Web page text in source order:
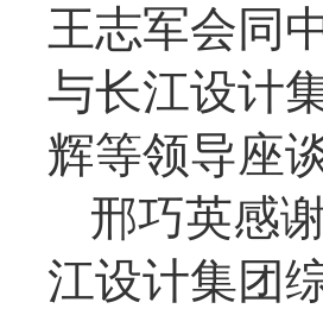
王志军会同
与长江设计
辉等领导座
邢巧英感
江设计集团